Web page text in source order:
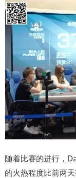
随着比赛的进行，
的火热程度比前两